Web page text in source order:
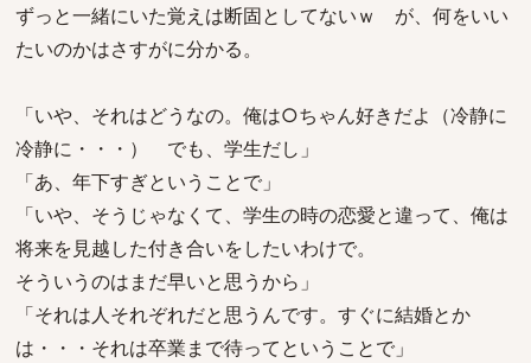
ずっと一緒にいた覚えは断固としてないｗ が、何をいい
たいのかはさすがに分かる。
「いや、それはどうなの。俺は○ちゃん好きだよ（冷静に
冷静に・・・） でも、学生だし」
「あ、年下すぎということで」
「いや、そうじゃなくて、学生の時の恋愛と違って、俺は
将来を見越した付き合いをしたいわけで。
そういうのはまだ早いと思うから」
「それは人それぞれだと思うんです。すぐに結婚とか
は・・・それは卒業まで待ってということで」